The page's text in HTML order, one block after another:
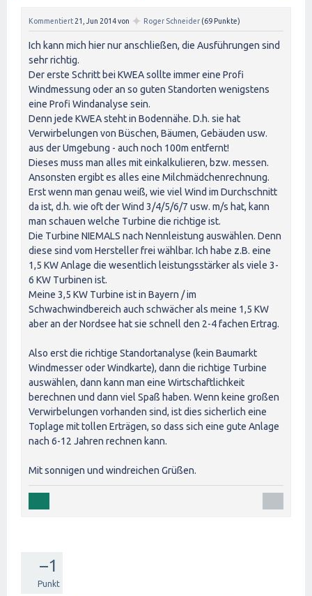
Kommentiert 21, Jun 2014von ✦ Roger Schneider (69 Punkte)
Ich kann mich hier nur anschließen, die Ausführungen sind
sehr richtig.
Der erste Schritt bei KWEA sollte immer eine Profi
Windmessung oder an so guten Standorten wenigstens
eine Profi Windanalyse sein.
Denn jede KWEA steht in Bodennähe. D.h. sie hat
Verwirbelungen von Büschen, Bäumen, Gebäuden usw.
aus der Umgebung - auch noch 100m entfernt!
Dieses muss man alles mit einkalkulieren, bzw. messen.
Ansonsten ergibt es alles eine Milchmädchenrechnung.
Erst wenn man genau weiß, wie viel Wind im Durchschnitt
da ist, d.h. wie oft der Wind 3/4/5/6/7 usw. m/s hat, kann
man schauen welche Turbine die richtige ist.
Die Turbine NIEMALS nach Nennleistung auswählen. Denn
diese sind vom Hersteller frei wählbar. Ich habe z.B. eine
1,5 KW Anlage die wesentlich leistungsstärker als viele 3-
6 KW Turbinen ist.
Meine 3,5 KW Turbine ist in Bayern / im
Schwachwindbereich auch schwächer als meine 1,5 KW
aber an der Nordsee hat sie schnell den 2-4 fachen Ertrag.
Also erst die richtige Standortanalyse (kein Baumarkt
Windmesser oder Windkarte), dann die richtige Turbine
auswählen, dann kann man eine Wirtschaftlichkeit
berechnen und dann viel Spaß haben. Wenn keine großen
Verwirbelungen vorhanden sind, ist dies sicherlich eine
Toplage mit tollen Erträgen, so dass sich eine gute Anlage
nach 6-12 Jahren rechnen kann.
Mit sonnigen und windreichen Grüßen.
–1
Punkt